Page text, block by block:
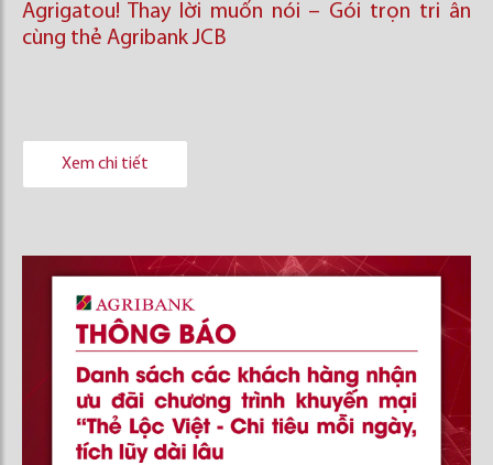
Agrigatou! Thay lời muốn nói – Gói trọn tri ân
cùng thẻ Agribank JCB
Xem chi tiết